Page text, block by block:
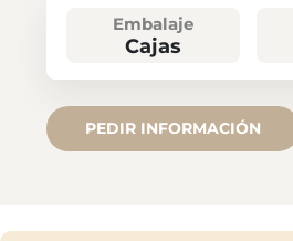
Embalaje
Cajas
PEDIR INFORMACIÓN